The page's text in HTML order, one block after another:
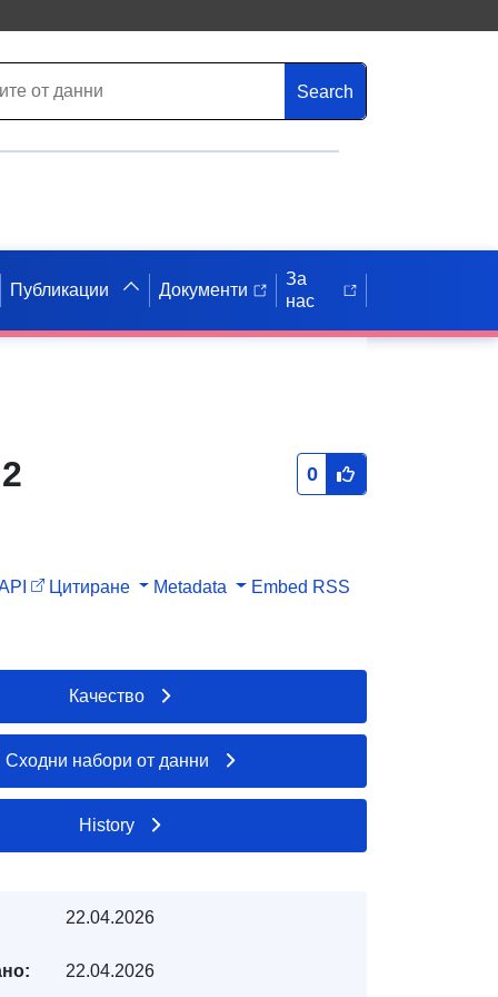
Search
Публикации Документи
За
нас
0
Цитиране Metadata Embed RSS
Качество
Сходни набори от данни
History
22.04.2026
22.04.2026